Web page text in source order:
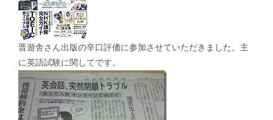
晋遊舎さん出版の辛口評価に参加させていただきました。主
に英語試験に関してです。